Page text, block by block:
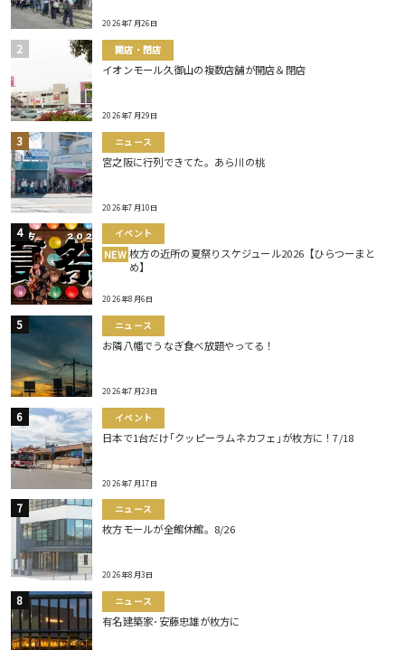
2026年7月26日
開店・閉店
イオンモール久御山の複数店舗が開店＆閉店
2026年7月29日
ニュース
宮之阪に行列できてた。あら川の桃
2026年7月10日
イベント
NEW 枚方の近所の夏祭りスケジュール2026【ひらつーまと
め】
2026年8月6日
ニュース
お隣八幡でうなぎ食べ放題やってる！
2026年7月23日
イベント
日本で1台だけ｢クッピーラムネカフェ｣が枚方に！7/18
2026年7月17日
ニュース
枚方モールが全館休館。8/26
2026年8月3日
ニュース
有名建築家･安藤忠雄が枚方に